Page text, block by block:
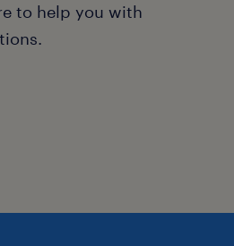
to help you with